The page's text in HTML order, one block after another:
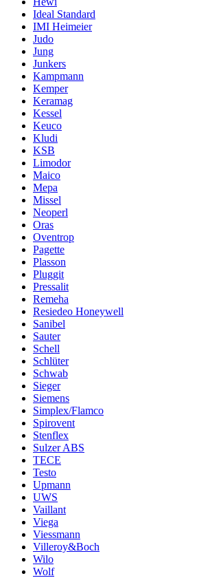
Ideal Standard
IMI Heimeier
Judo
Jung
Junkers
Kampmann
Kemper
Keramag
Kessel
Keuco
Kludi
KSB
Limodor
Maico
Mepa
Missel
Neoperl
Oras
Oventrop
Pagette
Plasson
Pluggit
Pressalit
Remeha
Resiedeo Honeywell
Sanibel
Sauter
Schell
Schlüter
Schwab
Sieger
Siemens
Simplex/Flamco
Spirovent
Stenflex
Sulzer ABS
TECE
Testo
Upmann
UWS
Vaillant
Viega
Viessmann
Villeroy&Boch
Wilo
Wolf